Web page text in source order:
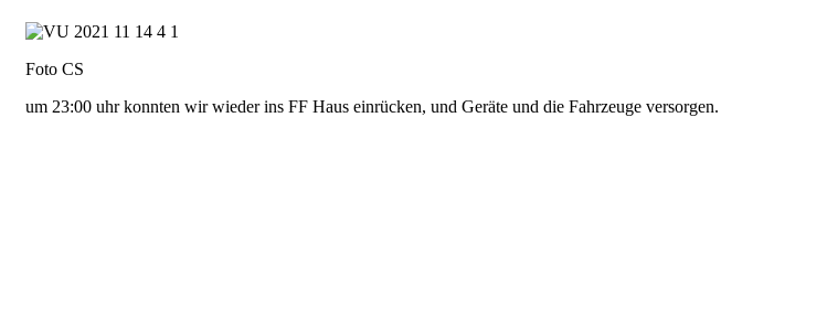
Foto CS
um 23:00 uhr konnten wir wieder ins FF Haus einrücken, und Geräte und die Fahrzeuge versorgen.